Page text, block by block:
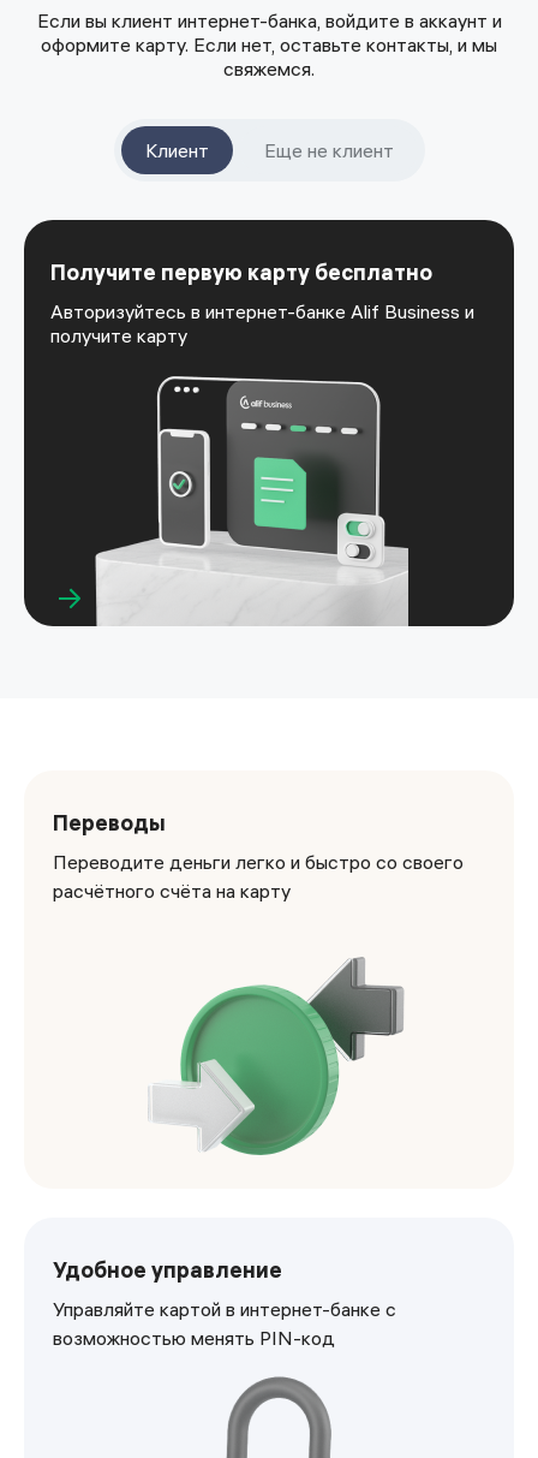
Если вы клиент интернет-банка, войдите в аккаунт и
оформите карту. Если нет, оставьте контакты, и мы
свяжемся.
Клиент Еще не клиент
Получите первую карту бесплатно
Авторизуйтесь в интернет-банке Alif Business и
получите карту
Переводы
Переводите деньги легко и быстро со своего
расчётного счёта на карту
Удобное управление
Управляйте картой в интернет-банке с
возможностью менять PIN-код